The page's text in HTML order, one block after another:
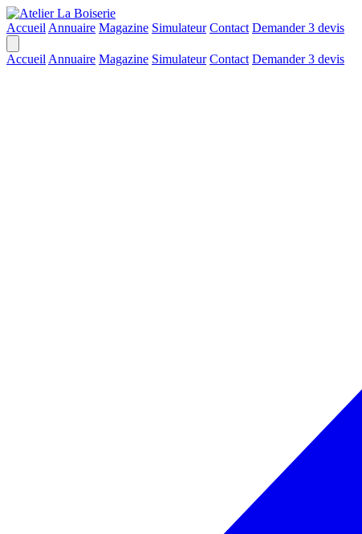
Accueil Annuaire Magazine Simulateur Contact Demander 3 devis
Accueil Annuaire Magazine Simulateur Contact Demander 3 devis